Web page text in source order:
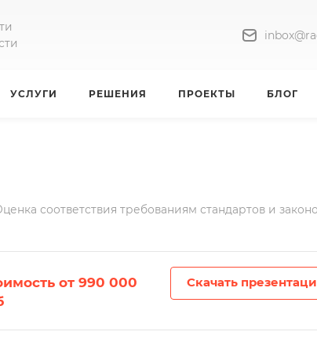
УСЛУГИ РЕШЕНИЯ ПРОЕКТЫ БЛОГ
соответствия требованиям стандартов и
от 990 000
Скачать